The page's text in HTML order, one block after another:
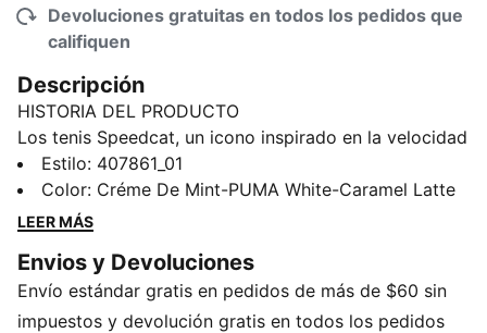
Devoluciones gratuitas en todos los pedidos que
califiquen
Descripción
HISTORIA DEL PRODUCTO
Los tenis Speedcat, un icono inspirado en la velocidad
de los circuitos, aportan vanguardia e individualidad a
cualquier atuendo. Estos tenis actualizan el modelo
original con un empeine rediseñado.
Producto diseñado para: Lifestyle by PUMA
Ancho: regular
Cierre: cordones
Estilo: 407861_01
Color: Créme De Mint-PUMA White-Caramel Latte
LEER MÁS
Envios y Devoluciones
Envío estándar gratis en pedidos de más de $60 sin
impuestos y devolución gratis en todos los pedidos